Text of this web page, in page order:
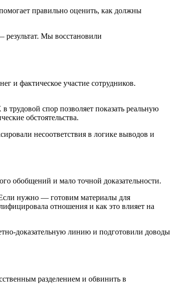
правильно оценить, как должны
Мы восстановили
и фактическое участие сотрудников.
спор позволяет показать реальную
обстоятельства.
несоответствия в логике выводов и
обобщений и мало точной доказательности.
нужно — готовим материалы для
отношения и как это влияет на
доказательную линию и подготовили доводы
разделением и обвинить в